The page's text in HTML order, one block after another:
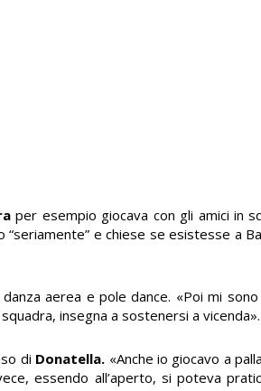
per esempio giocava con gli amici in
e chiese se esistesse a
aerea e pole dance. «Poi mi
insegna a sostenersi a vicenda».
di Donatella. «Anche io giocavo a
essendo all’aperto, si poteva